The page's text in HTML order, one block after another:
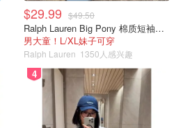
$29.99 $49.50
Ralph Lauren Big Pony 棉质短袖T恤
男大童！L/XL妹子可穿
Ralph Lauren 1350人感兴趣
4